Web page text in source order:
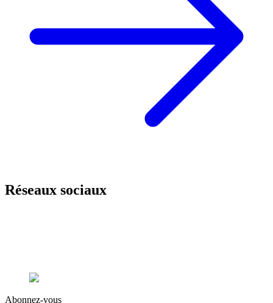
Réseaux sociaux
Abonnez-vous